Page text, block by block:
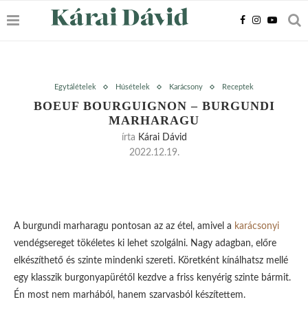
Egytálételek Húsételek Karácsony Receptek
BOEUF BOURGUIGNON – BURGUNDI
MARHARAGU
írta Kárai Dávid
2022.12.19.
A burgundi marharagu pontosan az az étel, amivel a karácsonyi
vendégsereget tökéletes ki lehet szolgálni. Nagy adagban, előre
elkészíthető és szinte mindenki szereti. Köretként kínálhatsz mellé
egy klasszik burgonyapürétől kezdve a friss kenyérig szinte bármit.
Én most nem marhából, hanem szarvasból készítettem.